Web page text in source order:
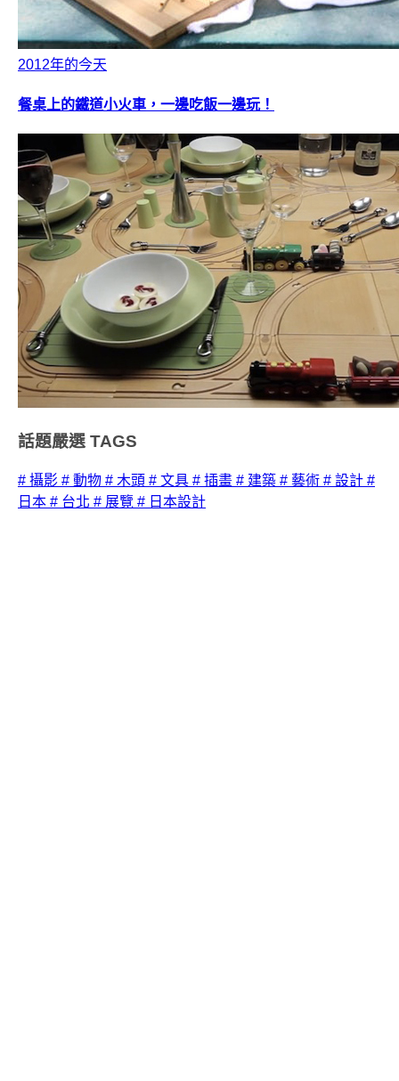
2012年的今天
餐桌上的鐵道小火車，一邊吃飯一邊玩！
話題嚴選 TAGS
# 攝影 # 動物 # 木頭 # 文具 # 插畫 # 建築 # 藝術 # 設計 #
日本 # 台北 # 展覽 # 日本設計